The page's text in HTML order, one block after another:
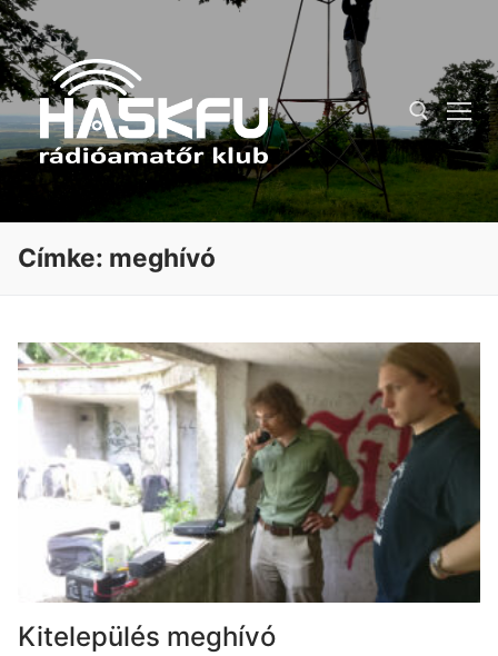
Ugrás
a
tartalomra
Keresése:
Címke: meghívó
Kitelepülés meghívó